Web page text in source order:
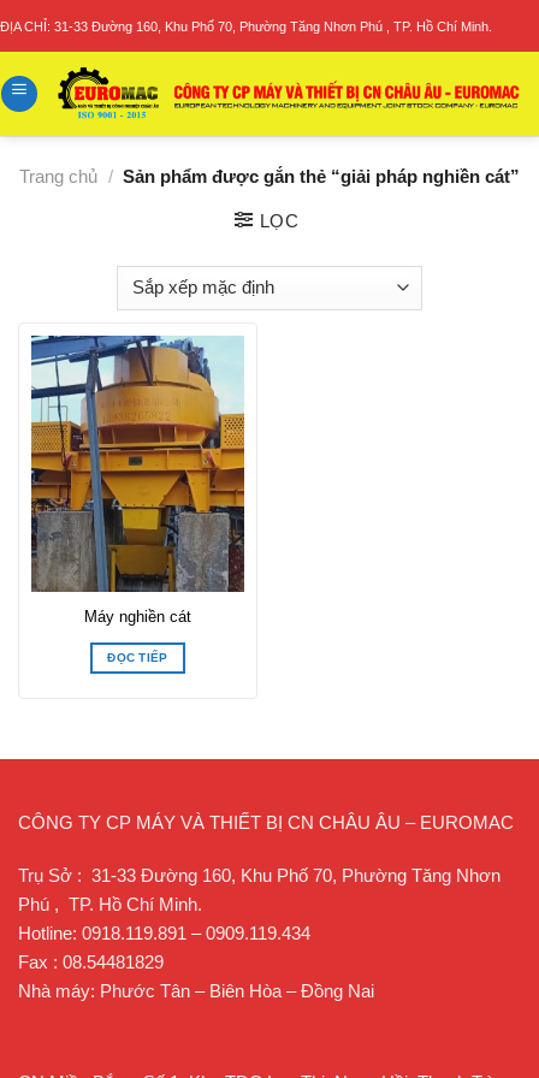
ĐỊA CHỈ: 31-33 Đường 160, Khu Phố 70, Phường Tăng Nhơn Phú , TP. Hồ Chí Minh.
Trang chủ / Sản phẩm được gắn thẻ “giải pháp nghiền cát”
LỌC
Máy nghiền cát
ĐỌC TIẾP
CÔNG TY CP MÁY VÀ THIẾT BỊ CN CHÂU ÂU – EUROMAC
Trụ Sở : 31-33 Đường 160, Khu Phố 70, Phường Tăng Nhơn
Phú , TP. Hồ Chí Minh.
Hotline: 0918.119.891 – 0909.119.434
Fax : 08.54481829
Nhà máy: Phước Tân – Biên Hòa – Đồng Nai